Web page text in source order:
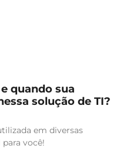
quando sua
solução de TI?
em diversas
para você!